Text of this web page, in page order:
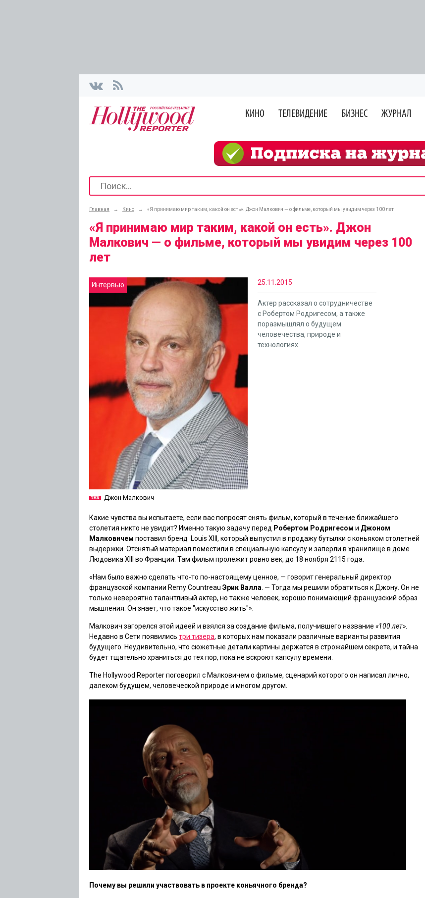
КИНО ТЕЛЕВИДЕНИЕ БИЗНЕС ЖУРНАЛ
Главная → Кино → «Я принимаю мир таким, какой он есть». Джон Малкович — о фильме, который мы увидим через 100 лет
«Я принимаю мир таким, какой он есть». Джон
Малкович — о фильме, который мы увидим через 100
лет
Интервью
Джон Малкович
25.11.2015
​Актер рассказал о сотрудничестве
с Робертом Родригесом, а также
поразмышлял о будущем
человечества, природе и
технологиях.
Какие чувства вы испытаете, если вас попросят снять фильм, который в течение ближайшего
столетия никто не увидит? Именно такую задачу перед Робертом Родригесом и Джоном
Малковичем поставил бренд Louis XIII, который выпустил в продажу бутылки с коньяком столетней
выдержки. Отснятый материал поместили в специальную капсулу и заперли в хранилище в доме
Людовика XIII во Франции. Там фильм пролежит ровно век, до 18 ноября 2115 года.
«Нам было важно сделать что-то по-настоящему ценное, — говорит генеральный директор
французской компании Remy Countreau Эрик Валла . — Тогда мы решили обратиться к Джону. Он не
только невероятно талантливый актер, но также человек, хорошо понимающий французский образ
мышления. Он знает, что такое "искусство жить"».
Малкович загорелся этой идеей и взялся за создание фильма, получившего название «100 лет»
Недавно в Сети появились три тизера, в которых нам показали различные варианты развития
будущего. Неудивительно, что сюжетные детали картины держатся в строжайшем секрете, и тайна
будет тщательно храниться до тех пор, пока не вскроют капсулу времени.
The Hollywood Reporter поговорил с Малковичем о фильме, сценарий которого он написал лично,
далеком будущем, человеческой природе и многом другом.
Почему вы решили участвовать в проекте коньячного бренда?